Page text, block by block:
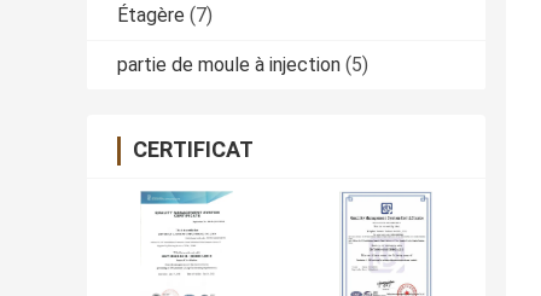
Étagère (7)
partie de moule à injection (5)
CERTIFICAT